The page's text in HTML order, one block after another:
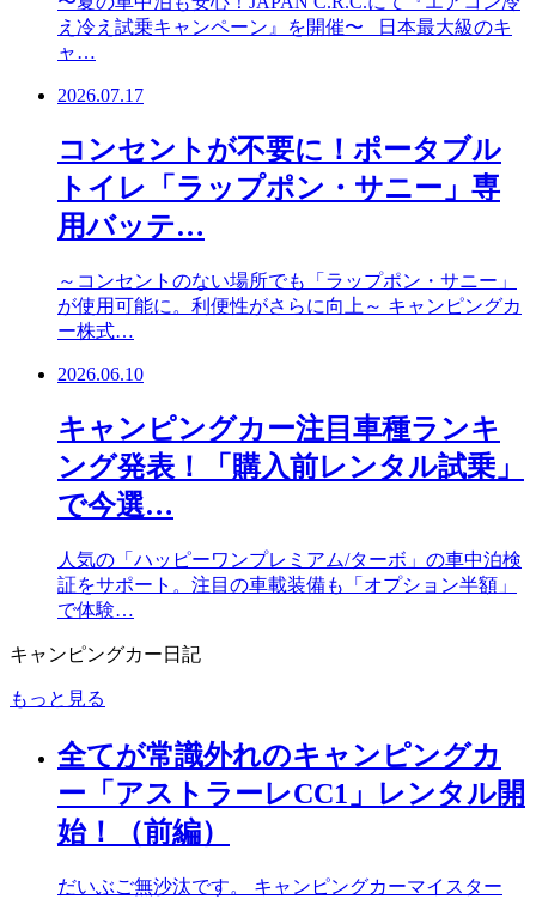
え冷え試乗キャンペーン』を開催〜 日本最大級のキ
ャ…
2026.07.17
コンセントが不要に！ポータブル
トイレ「ラップポン・サニー」専
用バッテ…
～コンセントのない場所でも「ラップポン・サニー」
が使用可能に。利便性がさらに向上～ キャンピングカ
ー株式…
2026.06.10
キャンピングカー注目車種ランキ
ング発表！「購入前レンタル試乗」
で今選…
人気の「ハッピーワンプレミアム/ターボ」の車中泊検
証をサポート。注目の車載装備も「オプション半額」
で体験…
キャンピングカー日記
もっと見る
全てが常識外れのキャンピングカ
ー「アストラーレCC1」レンタル開
始！（前編）
だいぶご無沙汰です。 キャンピングカーマイスター